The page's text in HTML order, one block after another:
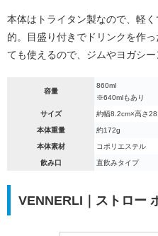
本体はトライタン製なので、軽
的。目盛り付きでドリンクを作
ても使えるので、ジムやヨガシー
容量
860ml
※640mlもあり
サイズ 約幅8.2cm×高さ
本体重量 約172g
本体素材 コポリエステル
飲み口 直飲みタイプ
VENNERLI｜ストロー